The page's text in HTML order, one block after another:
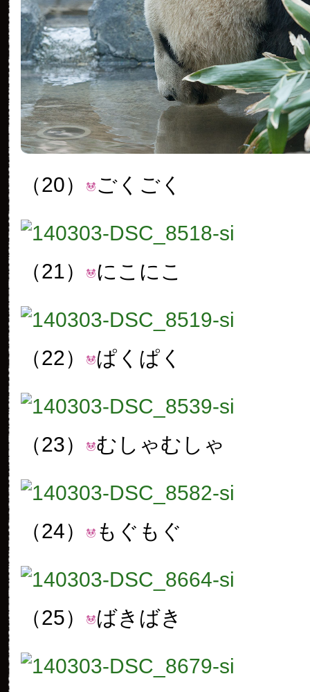
（20） ごくごく
（21） にこにこ
（22） ぱくぱく
（23） むしゃむしゃ
（24） もぐもぐ
（25） ばきばき